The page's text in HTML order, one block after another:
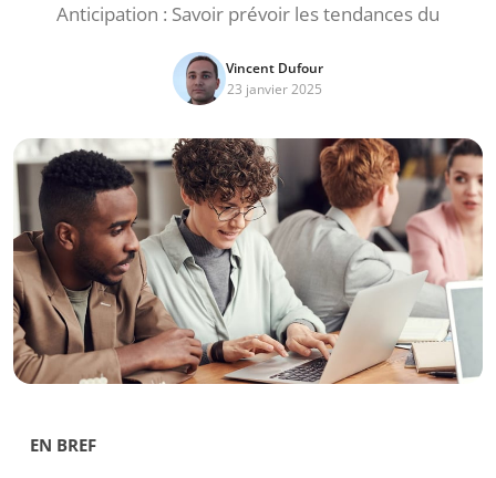
Anticipation : Savoir prévoir les tendances du
Vincent Dufour
23 janvier 2025
EN BREF